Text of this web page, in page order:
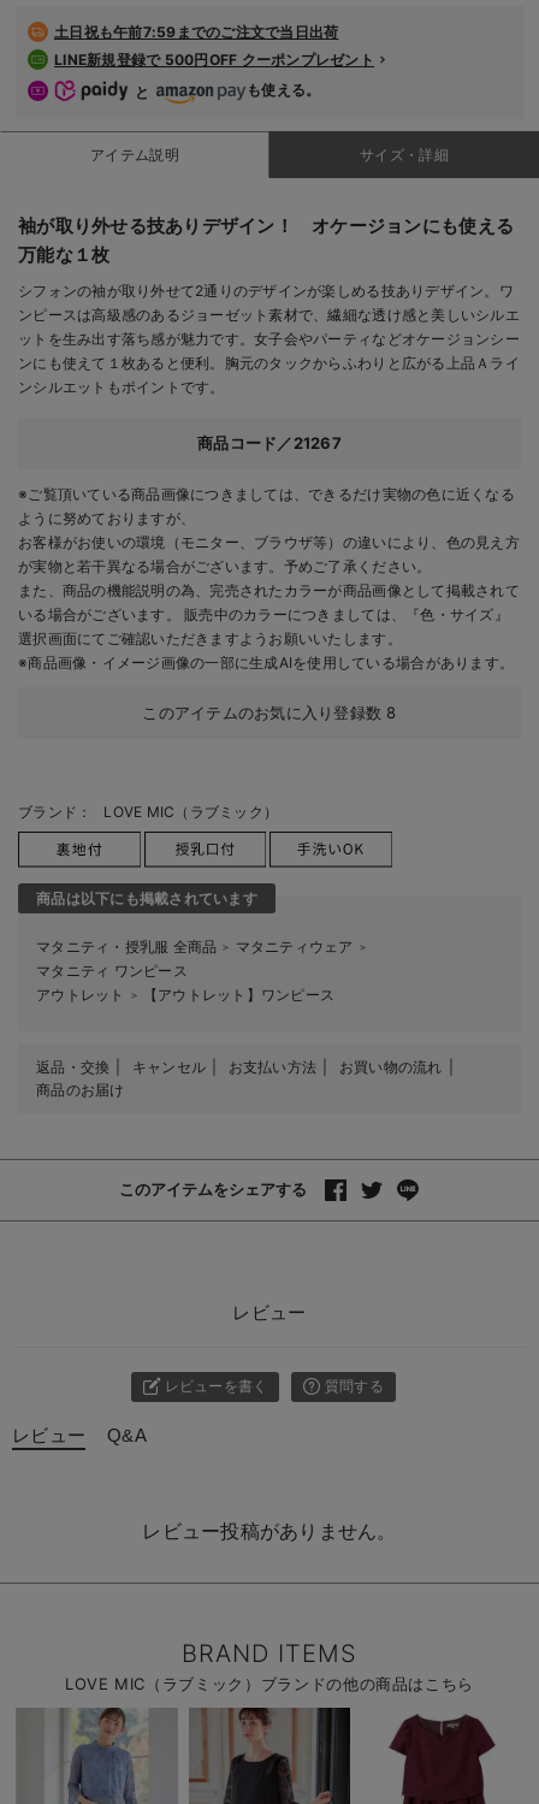
土日祝も午前7:59までのご注文で当日出荷
LINE新規登録で 500円OFF クーポンプレゼント
と
も使える。
アイテム説明 サイズ・詳細
袖が取り外せる技ありデザイン！ オケージョンにも使える
万能な１枚
シフォンの袖が取り外せて2通りのデザインが楽しめる技ありデザイン。ワ
ンピースは高級感のあるジョーゼット素材で、繊細な透け感と美しいシルエ
ットを生み出す落ち感が魅力です。女子会やパーティなどオケージョンシー
ンにも使えて１枚あると便利。胸元のタックからふわりと広がる上品Ａライ
ンシルエットもポイントです。
商品コード／21267
※ご覧頂いている商品画像につきましては、できるだけ実物の色に近くなる
ように努めておりますが、
お客様がお使いの環境（モニター、ブラウザ等）の違いにより、色の見え方
が実物と若干異なる場合がございます。予めご了承ください。
また、商品の機能説明の為、完売されたカラーが商品画像として掲載されて
いる場合がございます。 販売中のカラーにつきましては、『色・サイズ』
選択画面にてご確認いただきますようお願いいたします。
※商品画像・イメージ画像の一部に生成AIを使用している場合があります。
このアイテムのお気に入り登録数 8
ブランド： LOVE MIC（ラブミック）
商品は以下にも掲載されています
マタニティ・授乳服 全商品 ＞ マタニティウェア ＞
マタニティ ワンピース
アウトレット
＞ 【アウトレット】ワンピース
返品・交換 キャンセル お支払い方法
お買い物の流れ
商品のお届け
このアイテムをシェアする
レビュー
レビューを書く 質問する
レビュー Q&A
レビュー投稿がありません。
BRAND ITEMS
LOVE MIC（ラブミック）ブランドの他の商品はこちら